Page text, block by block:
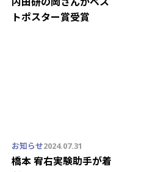
トポスター賞受賞
お知らせ2024.07.31
橋本 宥右実験助手が着